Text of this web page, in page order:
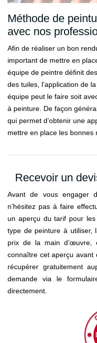
Méthode de
avec nos
Afin de réaliser un bon
important de mettre en
équipe de peintre définit
des tuiles, l’application de
équipe peut le faire soit
à peinture. De façon
qui permet d’obtenir une
mettre en place les bonnes
Recevoir un
Avant de vous engager
n’hésitez pas à faire
un aperçu du tarif pour
type de peinture à utiliser,
prix de la main d’œuvre,
connaître cet aperçu avant
récupérer gratuitement
demande via le
directement.